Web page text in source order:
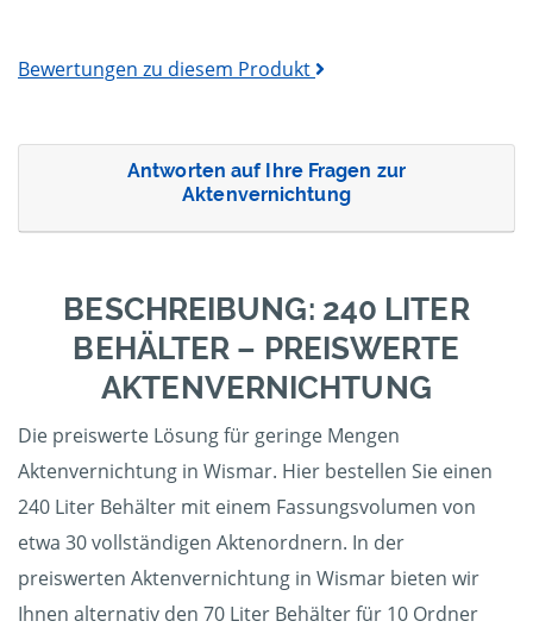
Bewertungen zu diesem Produkt
Antworten auf Ihre Fragen zur
Aktenvernichtung
BESCHREIBUNG: 240 LITER
BEHÄLTER – PREISWERTE
AKTENVERNICHTUNG
Die preiswerte Lösung für geringe Mengen
Aktenvernichtung in Wismar. Hier bestellen Sie einen
240 Liter Behälter mit einem Fassungsvolumen von
etwa 30 vollständigen Aktenordnern. In der
preiswerten Aktenvernichtung in Wismar bieten wir
Ihnen alternativ den 70 Liter Behälter für 10 Ordner